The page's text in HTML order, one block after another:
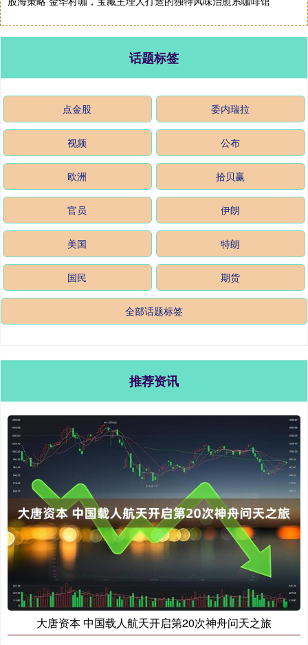
话题标签
点金股 委内瑞拉
视频 公布
欧洲 拾贝赢
官员 伊朗
美国 特朗
国民 期货
全部话题标签
推荐资讯
大唐资本 中国载人航天开启第20次神舟问天之旅